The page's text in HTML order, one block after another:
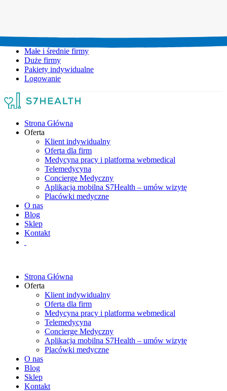
Małe i średnie firmy
Duże firmy
Pakiety indywidualne
Logowanie
Strona Główna
Oferta
Klient indywidualny
Oferta dla firm
Medycyna pracy i platforma webmedical
Telemedycyna
Concierge Medyczny
Aplikacja mobilna S7Health – umów wizytę
Placówki medyczne
O nas
Blog
Sklep
Kontakt
Strona Główna
Oferta
Klient indywidualny
Oferta dla firm
Medycyna pracy i platforma webmedical
Telemedycyna
Concierge Medyczny
Aplikacja mobilna S7Health – umów wizytę
Placówki medyczne
O nas
Blog
Sklep
Kontakt